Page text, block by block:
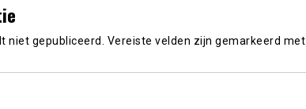
niet gepubliceerd. Vereiste velden zijn gemarkeerd met